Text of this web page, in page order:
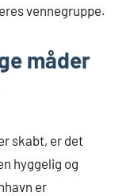
vennegruppe.
måder
skabt, er det
hyggelig og
er